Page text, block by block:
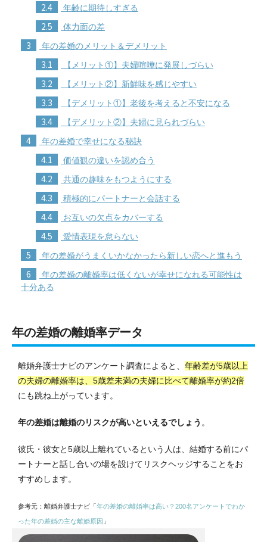
2.4 年齢に期待しすぎる
2.5 体力面の差
3 年の差婚のメリット＆デメリット
3.1 【メリット①】夫婦喧嘩に発展しづらい
3.2 【メリット②】新鮮味を感じやすい
3.3 【デメリット①】老後を考えると不安になる
3.4 【デメリット②】夫婦に見られづらい
4 年の差婚で幸せになる秘訣
4.1 価値観の違いを認め合う
4.2 共通の趣味をもつようにする
4.3 積極的にパートナーと会話する
4.4 お互いの欠点をカバーする
4.5 愛情表現を怠らない
5 年の差婚がうまくいかなかったら新しい恋へと進もう
6
年の差婚の離婚率は低くないが幸せになれる可能性は
十分ある
年の差婚の離婚率データ
離婚弁護士ナビのアンケート調査によると、 年齢差が5歳以上
の夫婦の離婚率は、5歳差未満の夫婦に比べて離婚率が約2倍
にも跳ね上がっています。
年の差婚は離婚のリスクが高いといえるでしょう 。
彼氏・彼女と5歳以上離れているという人は、結婚する前にパ
ートナーと話し合いの場を設けてリスクヘッジすることをお
すすめします。
参考元：離婚弁護士ナビ「年の差婚の離婚率は高い？200名アンケートでわか
った年の差婚の主な離婚原因 」